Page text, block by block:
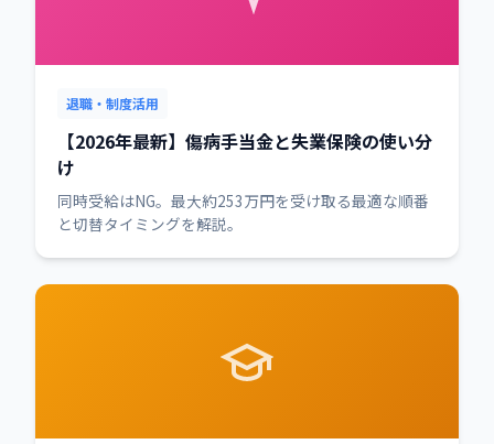
退職・制度活用
【2026年最新】傷病手当金と失業保険の使い分
け
同時受給はNG。最大約253万円を受け取る最適な順番
と切替タイミングを解説。